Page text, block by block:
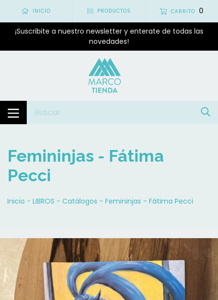
INICIO PRODUCTOS CARRITO 0
¡Suscribite a nuestro newsletter y enterate de todas las
novedades!
Femininjas - Fátima
Pecci
Inicio - LIBROS - Catálogos - Femininjas - Fátima Pecci